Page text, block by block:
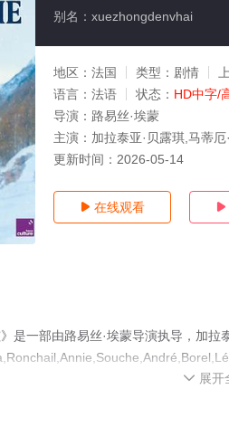
别名：xuezhongdenvhai
地区： 法国 类型： 剧情
语言： 法语 状态： HD中字/
导演： 路易丝·埃蒙
主演： 加拉泰亚·贝露琪,马蒂
更新时间： 2026-05-14
 在线观看 
是一部由路易丝·埃蒙导演执导，加拉
就上策驰电影网，更多相关信息可移
 展开